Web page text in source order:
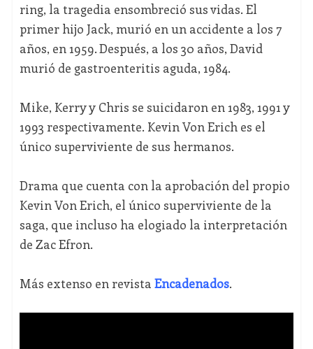
ring, la tragedia ensombreció sus vidas. El
primer hijo Jack, murió en un accidente a los 7
años, en 1959. Después, a los 30 años, David
murió de gastroenteritis aguda, 1984.
Mike, Kerry y Chris se suicidaron en 1983, 1991 y
1993 respectivamente. Kevin Von Erich es el
único superviviente de sus hermanos.
Drama que cuenta con la aprobación del propio
Kevin Von Erich, el único superviviente de la
saga, que incluso ha elogiado la interpretación
de Zac Efron.
Más extenso en revista Encadenados.